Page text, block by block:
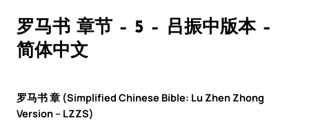
罗马书 章节 – 5 – 吕振中版本 –
简体中文
罗马书 章 (Simplified Chinese Bible: Lu Zhen Zhong
Version – LZZS)